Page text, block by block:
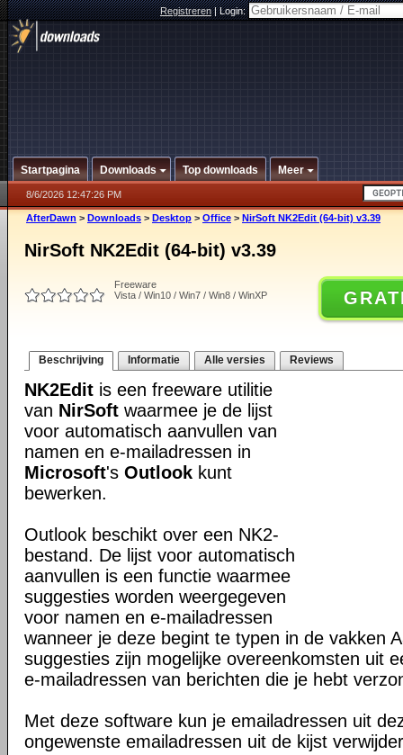
Registreren|Login:
Startpagina Downloads Top downloads Meer
8/6/2026 12:47:26 PM
AfterDawn > Downloads > Desktop > Office > NirSoft NK2Edit (64-bit) v3.39
NirSoft NK2Edit (64-bit) v3.39
Freeware
Vista / Win10 / Win7 / Win8 / WinXP
Beschrijving Informatie Alle versies Reviews
NK2Edit is een freeware utilitie
van NirSoft waarmee je de lijst
voor automatisch aanvullen van
namen en e-mailadressen in
Microsoft's Outlook kunt
bewerken.
Outlook beschikt over een NK2-
bestand. De lijst voor automatisch
aanvullen is een functie waarmee
suggesties worden weergegeven
voor namen en e-mailadressen
wanneer je deze begint te typen in de vakken
suggesties zijn mogelijke overeenkomsten uit
e-mailadressen van berichten die je hebt
Met deze software kun je emailadressen uit
ongewenste emailadressen uit de kijst